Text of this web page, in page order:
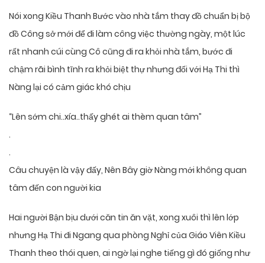
Nói xong Kiều Thanh Bước vào nhà tắm thay đồ chuẩn bị bộ
đồ Công sở mới để đi làm công việc thường ngày, một lúc
rất nhanh cúi cùng Cô cũng đi ra khỏi nhà tắm, bước đi
chậm rãi bình tĩnh ra khỏi biệt thự nhưng đối với Hạ Thi thì
Nàng lại có cảm giác khó chịu
“Lên sớm chi..xía..thấy ghét ai thèm quan tâm”
.
.
Câu chuyện là vậy đấy, Nên Bây giờ Nàng mới không quan
tâm đến con người kia
Hai người Bận bịu dưới căn tin ăn vặt, xong xuôi thì lên lớp
nhưng Hạ Thi đi Ngang qua phòng Nghỉ của Giáo Viên Kiều
Thanh theo thói quen, ai ngờ lại nghe tiếng gì đó giống như